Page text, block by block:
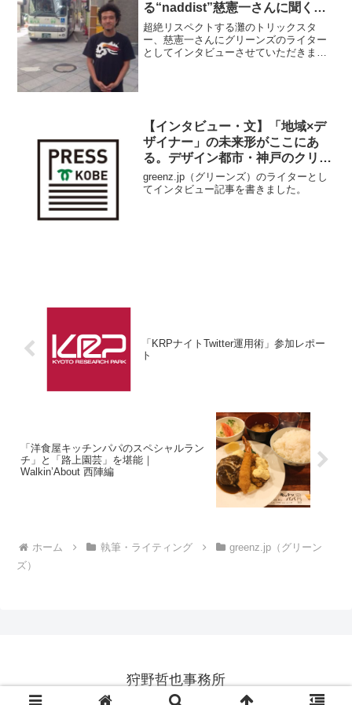
る“naddist”慈憲一さんに聞く
「”まちあそび”と復興のこと」
超絶リスペクトする灘のトリックスタ
ー、慈憲一さんにグリーンズのライター
としてインタビューさせていただきまし
【インタビュー・文】「地域×デ
ザイナー」の未来形がここにあ
る。デザイン都市・神戸のクリエ
イティブディレクターの仕事と
は？
greenz.jp（グリーンズ）のライターとし
てインタビュー記事を書きました。
「KRPナイトTwitter運用術」参加レポー
ト
「洋食屋キッチンパパのスペシャルラン
チ」と「路上園芸」を堪能｜
Walkin’About 西陣編
ホーム 執筆・ライティング
greenz.jp（グリーン
ズ）
狩野哲也事務所
© 1998-2026 狩野哲也事務所.